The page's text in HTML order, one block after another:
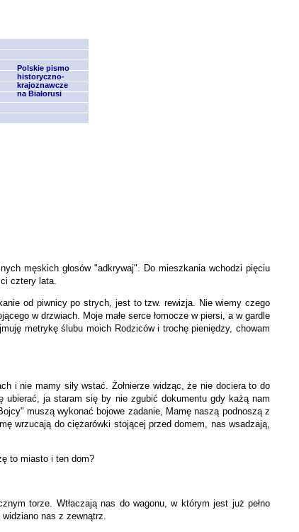
Polskie pismo
historyczno-
krajoznawcze
na Białorusi
męskich głosów "adkrywaj". Do mieszkania wchodzi pięciu
cztery lata.
od piwnicy po strych, jest to tzw. rewizja. Nie wiemy czego
w drzwiach. Moje małe serce łomocze w piersi, a w gardle
metrykę ślubu moich Rodziców i trochę pieniędzy, chowam
i nie mamy siły wstać. Żołnierze widząc, że nie dociera to do
ubierać, ja staram się by nie zgubić dokumentu gdy każą nam
muszą wykonać bojowe zadanie, Mamę naszą podnoszą z
wrzucają do ciężarówki stojącej przed domem, nas wsadzają,
to miasto i ten dom?
torze. Wtłaczają nas do wagonu, w którym jest już pełno
nas z zewnątrz.